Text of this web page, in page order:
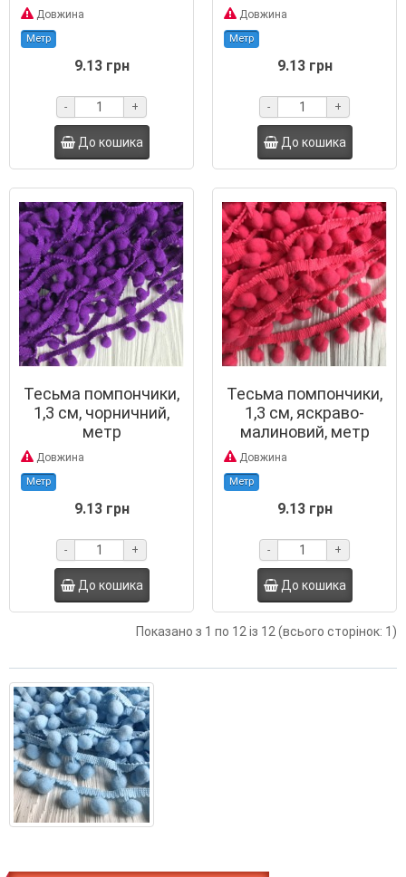
Довжина
Метр
9.13 грн
- +
До кошика
Довжина
Метр
9.13 грн
- +
До кошика
Тесьма помпончики,
1,3 см, чорничний,
метр
Довжина
Метр
9.13 грн
- +
До кошика
Тесьма помпончики,
1,3 см, яскраво-
малиновий, метр
Довжина
Метр
9.13 грн
- +
До кошика
Показано з 1 по 12 із 12 (всього сторінок: 1)